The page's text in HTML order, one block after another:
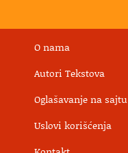
O nama
Autori Tekstova
Oglašavanje na sajtu
Uslovi korišćenja